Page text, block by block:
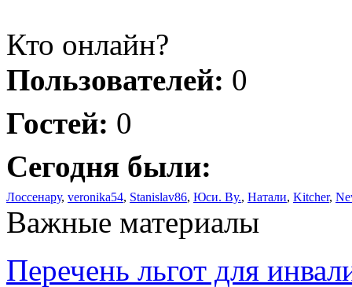
Кто онлайн?
Пользователей: 0
Гостей: 0
Сегодня были:
Лоссенару, veronika54, Stanislav86, Юси. Ву., Натали, Kitcher,
Важные материалы
Перечень льгот для